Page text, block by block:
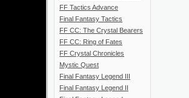
FF Tactics Advance
Final Fantasy Tactics
FF CC: The Crystal Bearers
FF CC: Ring of Fates
FF Crystal Chronicles
Mystic Quest
Final Fantasy Legend III
Final Fantasy Legend II